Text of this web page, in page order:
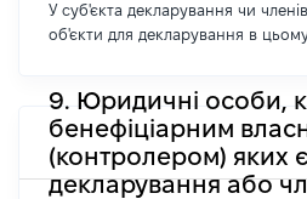
У суб'єкта декларування чи членів
об'єкти для декларування в цьому
9. Юридичні особи,
бенефіціарним
(контролером) яких є
декларування або